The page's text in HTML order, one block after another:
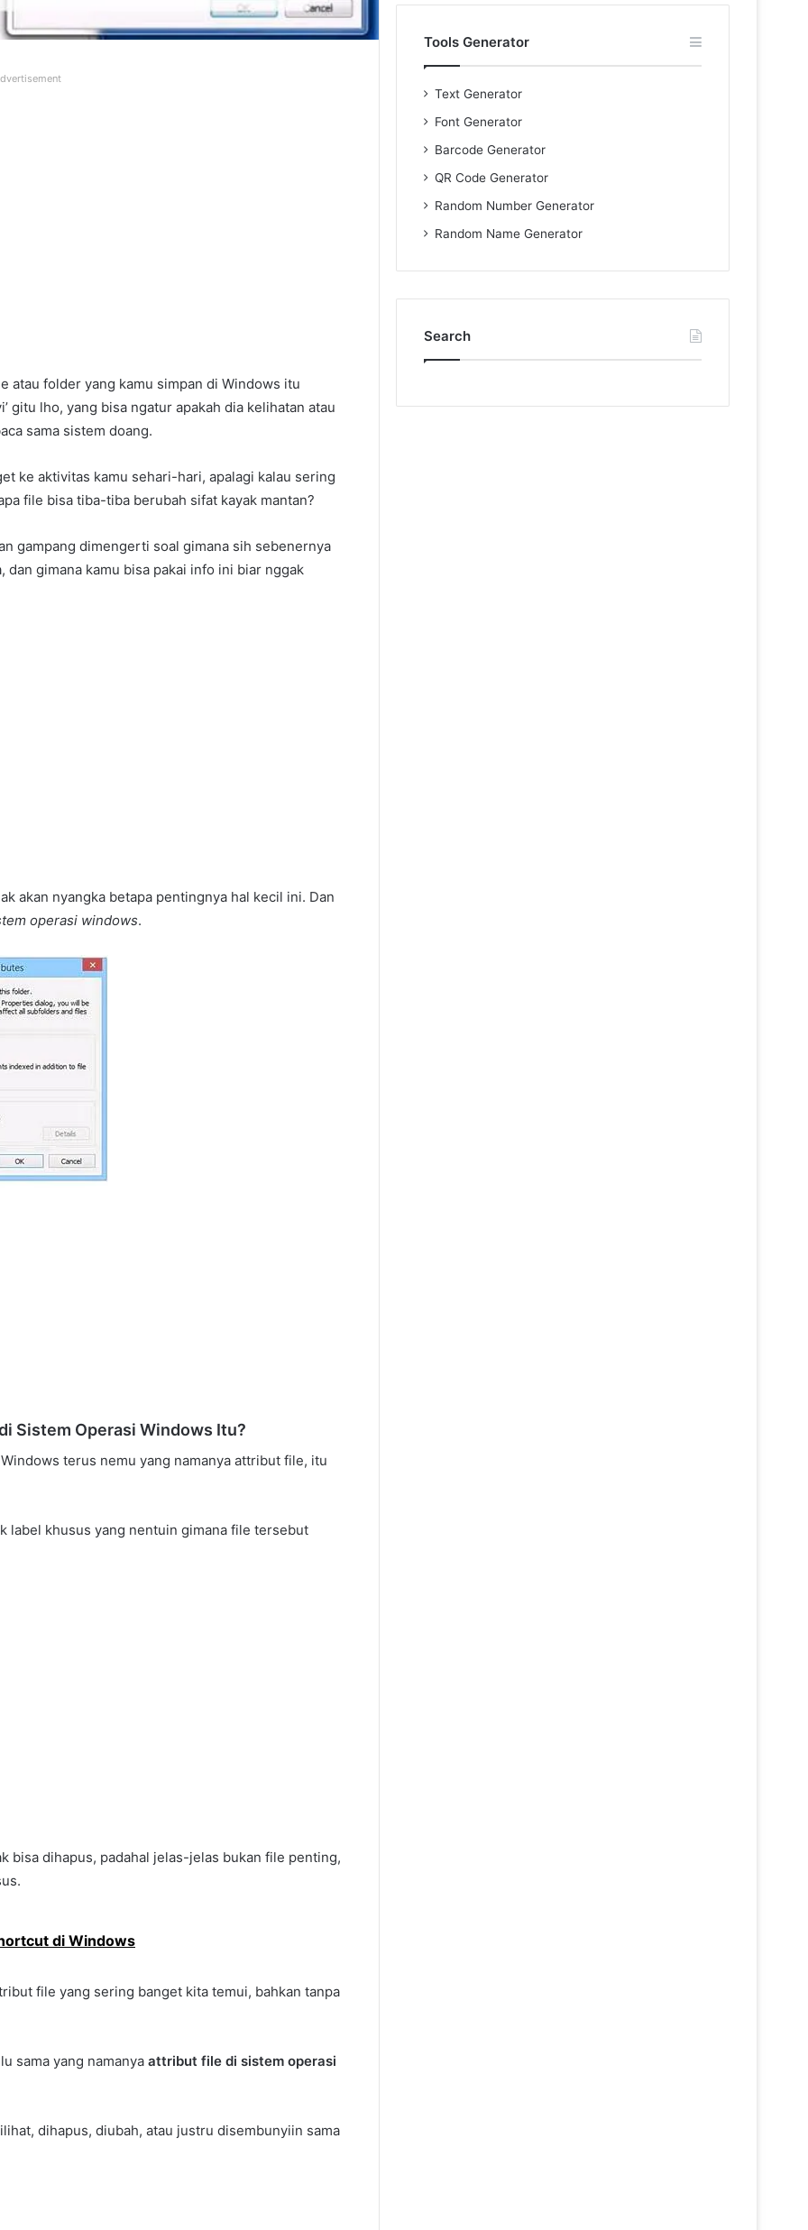
atau folder yang kamu simpan di Windows itu
gitu lho, yang bisa ngatur apakah dia kelihatan atau
sama sistem doang.
ke aktivitas kamu sehari-hari, apalagi kalau sering
file bisa tiba-tiba berubah sifat kayak mantan?
gampang dimengerti soal gimana sih sebenernya
dan gimana kamu bisa pakai info ini biar nggak
akan nyangka betapa pentingnya hal kecil ini. Dan
operasi windows.
Sistem Operasi Windows Itu?
terus nemu yang namanya attribut file, itu
label khusus yang nentuin gimana file tersebut
bisa dihapus, padahal jelas-jelas bukan file penting,
di Windows
file yang sering banget kita temui, bahkan tanpa
sama yang namanya attribut file di sistem operasi
dihapus, diubah, atau justru disembunyiin sama
Tools Generator
Text Generator
Font Generator
Barcode Generator
QR Code Generator
Random Number Generator
Random Name Generator
Search